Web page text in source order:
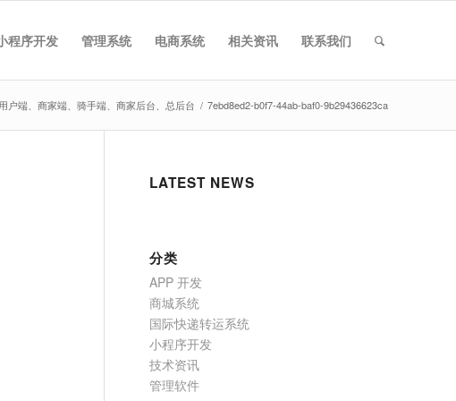
程序开发 管理系统 电商系统 相关资讯 联系我们
户端、商家端、骑手端、商家后台、总后台 / 7ebd8ed2-b0f7-44ab-baf0-9b29436623ca
LATEST NEWS
分类
APP 开发
商城系统
国际快递转运系统
小程序开发
技术资讯
管理软件